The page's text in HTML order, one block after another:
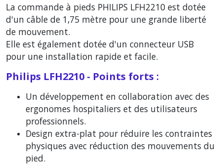
La commande à pieds PHILIPS LFH2210 est dotée
d'un câble de 1,75 mètre pour une grande liberté
de mouvement.
Elle est également dotée d'un connecteur USB
pour une installation rapide et facile.
Philips LFH2210 - Points forts :
Un développement en collaboration avec des
ergonomes hospitaliers et des utilisateurs
professionnels.
Design extra-plat pour réduire les contraintes
physiques avec réduction des mouvements du
pied.